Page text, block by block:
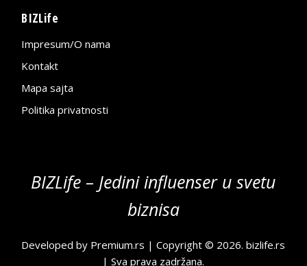
BIZLife
Impresum/O nama
Kontakt
Mapa sajta
Politika privatnosti
BIZLife – Jedini influenser u svetu
biznisa
Developed by Premium.rs | Copyright © 2026.bizlife.rs
| Sva prava zadržana.